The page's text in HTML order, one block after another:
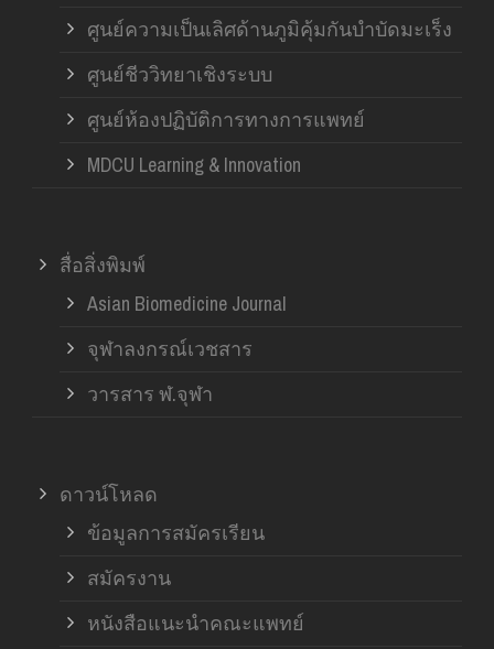
ศูนย์ความเป็นเลิศด้านภูมิคุ้มกันบำบัดมะเร็ง
ศูนย์ชีววิทยาเชิงระบบ
ศูนย์ห้องปฏิบัติการทางการแพทย์
MDCU Learning & Innovation
สื่อสิ่งพิมพ์
Asian Biomedicine Journal
จุฬาลงกรณ์เวชสาร
วารสาร ฬ.จุฬา
ดาวน์โหลด
ข้อมูลการสมัครเรียน
สมัครงาน
หนังสือแนะนำคณะแพทย์